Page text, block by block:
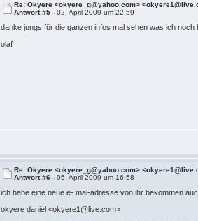
Re: Okyere <okyere_g@yahoo.com>
Antwort #5 -02. April 2009 um 22:59
danke jungs für die ganzen infos mal sehen was ich noch
olaf
Re: Okyere <okyere_g@yahoo.com>
Antwort #6 -05. April 2009 um 16:58
ich habe eine neue e- mal-adresse von ihr bekommen
okyere daniel <okyere1@live.com>